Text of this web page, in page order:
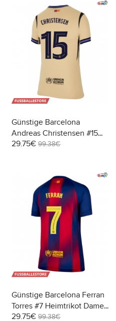
Günstige Barcelona
Andreas Christensen #15
Auswärtstrikot Damen
29.75€ 99.38€
Günstige Barcelona Ferran
Torres #7 Heimtrikot Damen
2025-26 Kurzarm
29.75€ 99.38€